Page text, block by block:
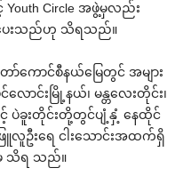
Circle အဖွဲ့မှလည်း
က်‌ပေးသည်ဟု သိရသည်။
ာ်‌ကောင်စီနယ်‌မြေတွင် အများ
ာင်းမြို့နယ်၊ မန္တ‌လေးတိုင်း၊
ပဲခူးတိုင်းတို့တွင်ပျံ့နှံ့ ‌နေထိုင်
ဦး‌ရေ ငါး‌သောင်းအထက်ရှိ
သိရ သည်။